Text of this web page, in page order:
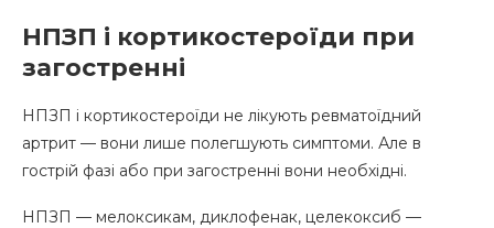
НПЗП і кортикостероїди при
загостренні
НПЗП і кортикостероїди не лікують ревматоїдний
артрит — вони лише полегшують симптоми. Але в
гострій фазі або при загостренні вони необхідні.
НПЗП — мелоксикам, диклофенак, целекоксиб —